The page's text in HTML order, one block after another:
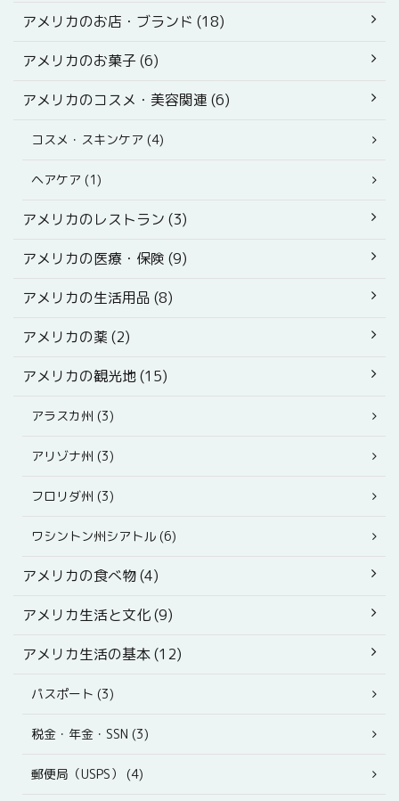
アメリカのお店・ブランド (18)
アメリカのお菓子 (6)
アメリカのコスメ・美容関連 (6)
コスメ・スキンケア (4)
ヘアケア (1)
アメリカのレストラン (3)
アメリカの医療・保険 (9)
アメリカの生活用品 (8)
アメリカの薬 (2)
アメリカの観光地 (15)
アラスカ州 (3)
アリゾナ州 (3)
フロリダ州 (3)
ワシントン州シアトル (6)
アメリカの食べ物 (4)
アメリカ生活と文化 (9)
アメリカ生活の基本 (12)
パスポート (3)
税金・年金・SSN (3)
郵便局（USPS） (4)